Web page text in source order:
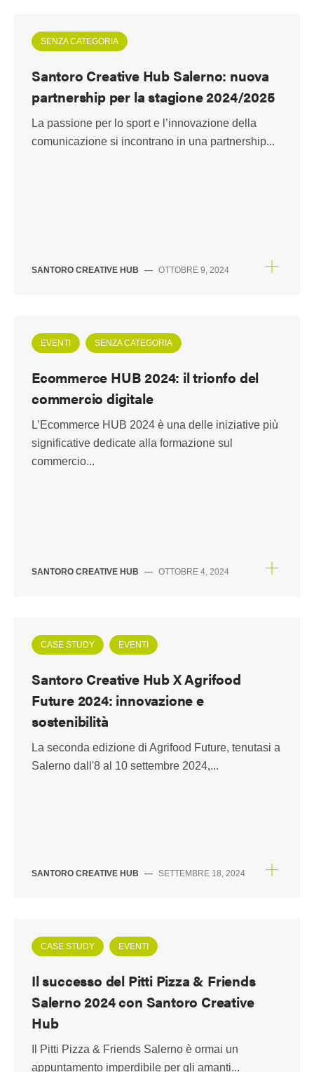
SENZA CATEGORIA
Santoro Creative Hub Salerno: nuova
partnership per la stagione 2024/2025
La passione per lo sport e l’innovazione della
comunicazione si incontrano in una partnership...
SANTORO CREATIVE HUB — OTTOBRE 9, 2024
EVENTI SENZA CATEGORIA
Ecommerce HUB 2024: il trionfo del
commercio digitale
L’Ecommerce HUB 2024 è una delle iniziative più
significative dedicate alla formazione sul
commercio...
SANTORO CREATIVE HUB — OTTOBRE 4, 2024
CASE STUDY EVENTI
Santoro Creative Hub X Agrifood
Future 2024: innovazione e
sostenibilità
La seconda edizione di Agrifood Future, tenutasi a
Salerno dall'8 al 10 settembre 2024,...
SANTORO CREATIVE HUB — SETTEMBRE 18, 2024
CASE STUDY EVENTI
Il successo del Pitti Pizza & Friends
Salerno 2024 con Santoro Creative
Hub
Il Pitti Pizza & Friends Salerno è ormai un
appuntamento imperdibile per gli amanti...